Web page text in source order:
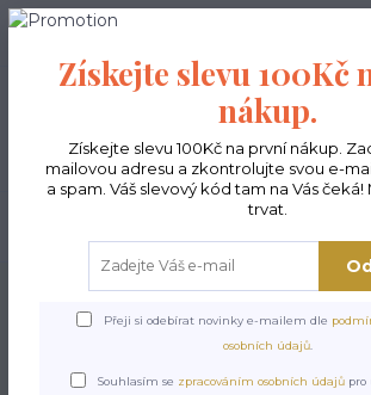
Kabelky ekologické Kabelky střední
Designová taška
Získejte slevu 100Kč
nákup.
Získejte slevu 100Kč na první nákup.
mailovou adresu a zkontrolujte svou e-
a spam. Váš slevový kód tam na Vás
trvat.
Přeji si odebírat novinky e-mailem dle
osobních údajů.
Souhlasím se zpracováním osobních údajů pro